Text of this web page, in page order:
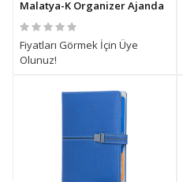
Malatya-K Organizer Ajanda
Fiyatları Görmek İçin Üye
Olunuz!